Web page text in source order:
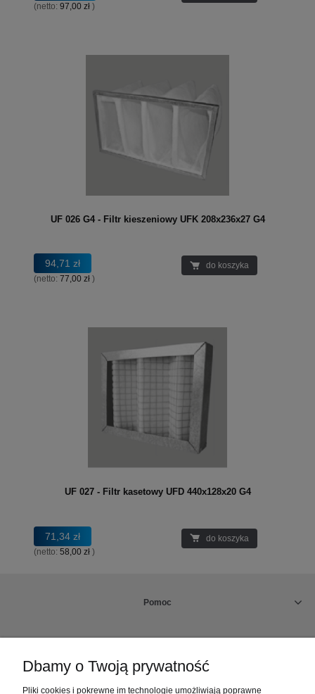
(netto: 97,00 zł )
UF 026 G4 - Filtr kieszeniowy UFK 208x236x27 G4
94,71 zł
(netto: 77,00 zł )
do koszyka
UF 027 - Filtr kasetowy UFD 440x128x20 G4
71,34 zł
(netto: 58,00 zł )
do koszyka
Pomoc
Dbamy o Twoją prywatność
Pliki cookies i pokrewne im technologie umożliwiają poprawne